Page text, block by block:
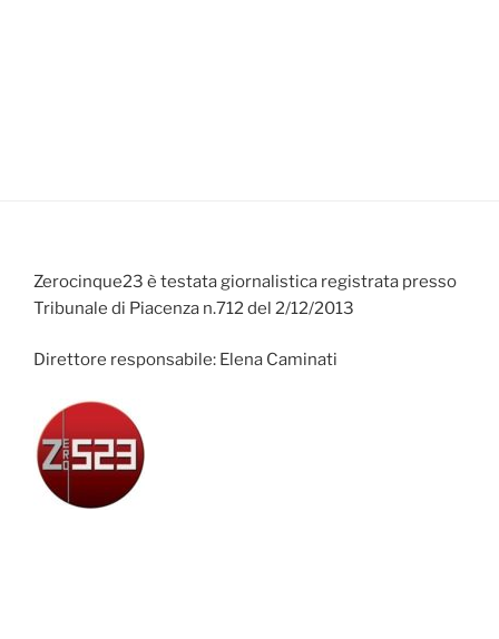
Zerocinque23 è testata giornalistica registrata presso
Tribunale di Piacenza n.712 del 2/12/2013
Direttore responsabile: Elena Caminati